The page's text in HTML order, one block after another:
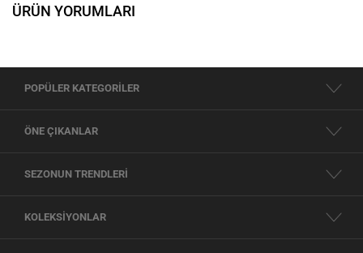
ÜRÜN YORUMLARI
POPÜLER KATEGORİLER
ÖNE ÇIKANLAR
SEZONUN TRENDLERİ
KOLEKSİYONLAR